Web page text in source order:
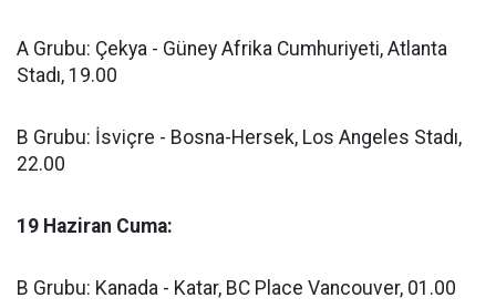
A Grubu: Çekya - Güney Afrika Cumhuriyeti, Atlanta
Stadı, 19.00
B Grubu: İsviçre - Bosna-Hersek, Los Angeles Stadı,
22.00
19 Haziran Cuma:
B Grubu: Kanada - Katar, BC Place Vancouver, 01.00